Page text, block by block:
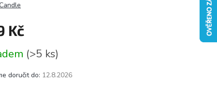
Kč
(>5 ks)
doručit do: 12.8.2026